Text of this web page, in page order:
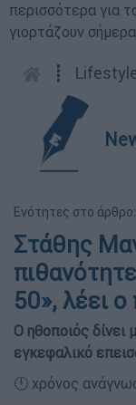
περισσότερα για
γιορτάζουν σήμερα
┋
Ενότητες στο άρθρο:
Στάθης
50», λέει
Ο ηθοποιός
εγκεφαλικό
🕛 χρόνος